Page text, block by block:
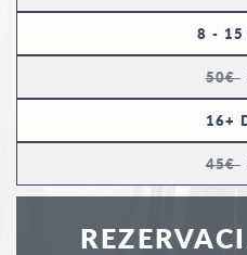
8 - 15
50€
16+
45€